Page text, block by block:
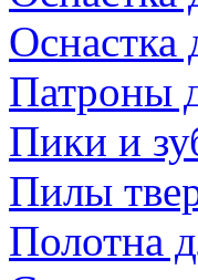
Оснастка
Патроны
Пики и
Пилы
Полотна